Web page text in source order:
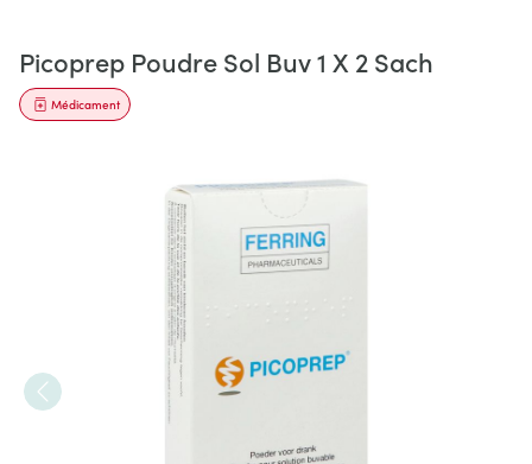
Picoprep Poudre Sol Buv 1 X 2 Sach
Médicament